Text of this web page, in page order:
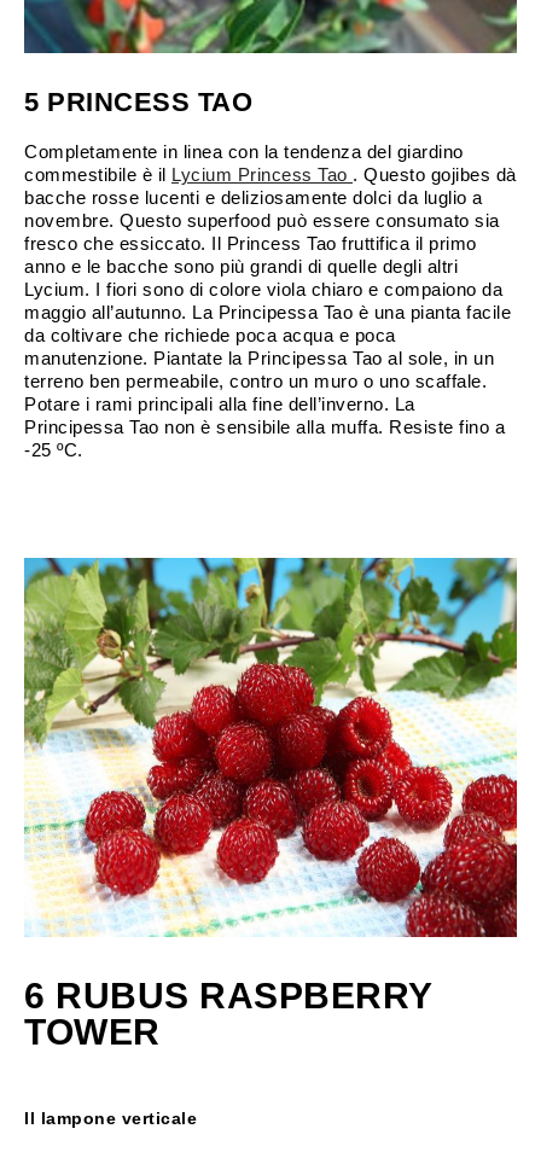
5 PRINCESS TAO
Completamente in linea con la tendenza del giardino
commestibile è il Lycium Princess Tao . Questo gojibes dà
bacche rosse lucenti e deliziosamente dolci da luglio a
novembre. Questo superfood può essere consumato sia
fresco che essiccato. Il Princess Tao fruttifica il primo
anno e le bacche sono più grandi di quelle degli altri
Lycium. I fiori sono di colore viola chiaro e compaiono da
maggio all’autunno. La Principessa Tao è una pianta facile
da coltivare che richiede poca acqua e poca
manutenzione. Piantate la Principessa Tao al sole, in un
terreno ben permeabile, contro un muro o uno scaffale.
Potare i rami principali alla fine dell’inverno. La
Principessa Tao non è sensibile alla muffa. Resiste fino a
-25 ºC.
6 RUBUS RASPBERRY
TOWER
Il lampone verticale